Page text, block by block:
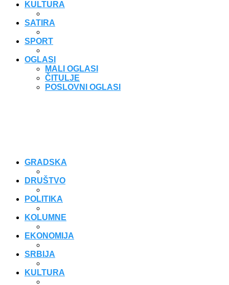
KULTURA
SATIRA
SPORT
OGLASI
MALI OGLASI
ČITULJE
POSLOVNI OGLASI
GRADSKA
DRUŠTVO
POLITIKA
KOLUMNE
EKONOMIJA
SRBIJA
KULTURA